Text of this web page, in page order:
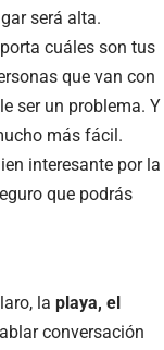
será alta.
cuáles son tus
que van con
ser un problema. Y
más fácil.
interesante por la
que podrás
la playa, el
conversación